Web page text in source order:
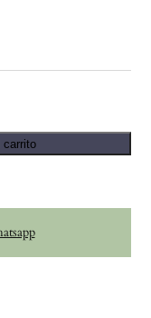
carrito